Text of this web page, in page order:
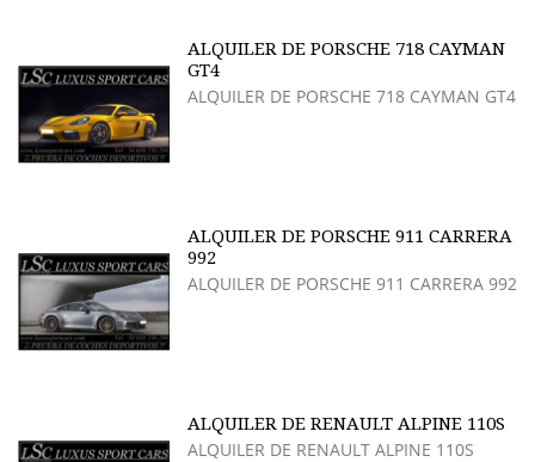
ALQUILER DE PORSCHE 718 CAYMAN
GT4
ALQUILER DE PORSCHE 718 CAYMAN GT4
ALQUILER DE PORSCHE 911 CARRERA
992
ALQUILER DE PORSCHE 911 CARRERA 992
ALQUILER DE RENAULT ALPINE 110S
ALQUILER DE RENAULT ALPINE 110S